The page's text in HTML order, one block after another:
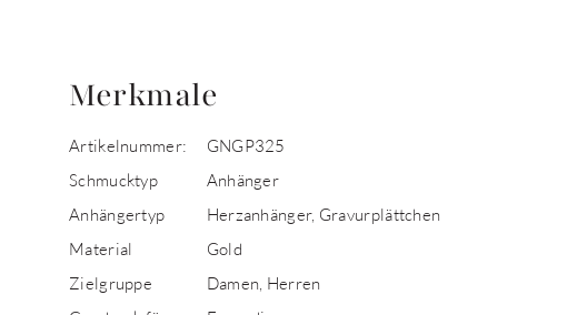
Merkmale
Artikelnummer:
GNGP325
Schmucktyp
Anhänger
Anhängertyp
Herzanhänger, Gravurplättchen
Material
Gold
Zielgruppe
Damen, Herren